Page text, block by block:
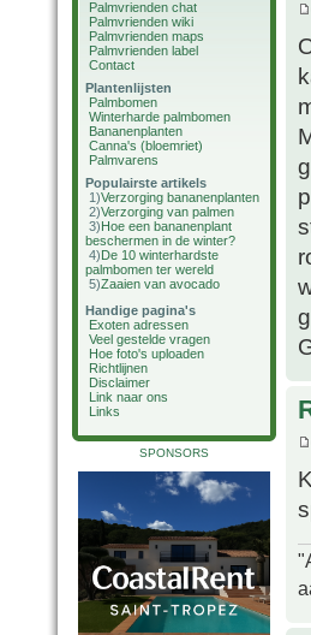
Palmvrienden chat
Palmvrienden wiki
Palmvrienden maps
Palmvrienden label
Contact
Plantenlijsten
Palmbomen
Winterharde palmbomen
Bananenplanten
Canna's (bloemriet)
Palmvarens
Populairste artikels
1)Verzorging bananenplanten
2)Verzorging van palmen
3)Hoe een bananenplant
beschermen in de winter?
4)De 10 winterhardste
palmbomen ter wereld
5)Zaaien van avocado
Handige pagina's
Exoten adressen
Veel gestelde vragen
Hoe foto's uploaden
Richtlijnen
Disclaimer
Link naar ons
Links
SPONSORS